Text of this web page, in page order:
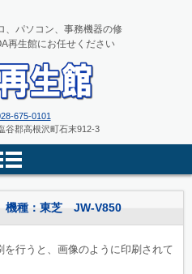
ープロ、パソコ
栃木県のOA再
、パソコン、事務機器の修
再生館にお任せください
675-0101
谷郡高根沢町石末912-3
機種：東芝 JW-V850
行うと、画像のように印刷されて